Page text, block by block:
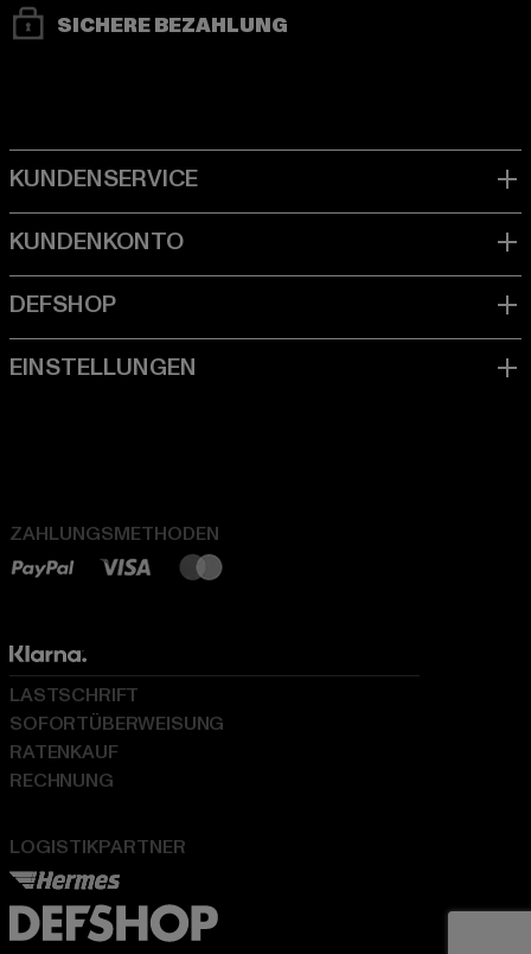
SICHERE BEZAHLUNG
ZAHLUNGSMETHODEN
LOGISTIKPARTNER
LASTSCHRIFT
SOFORTÜBERWEISUNG
RATENKAUF
RECHNUNG